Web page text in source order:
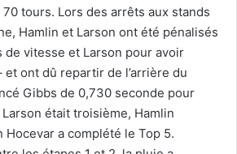
tours. Lors des arrêts aux stands
Hamlin et Larson ont été pénalisés
de vitesse et Larson pour avoir
ont dû repartir de l’arrière du
Gibbs de 0,730 seconde pour
était troisième, Hamlin
Hocevar a complété le Top 5.